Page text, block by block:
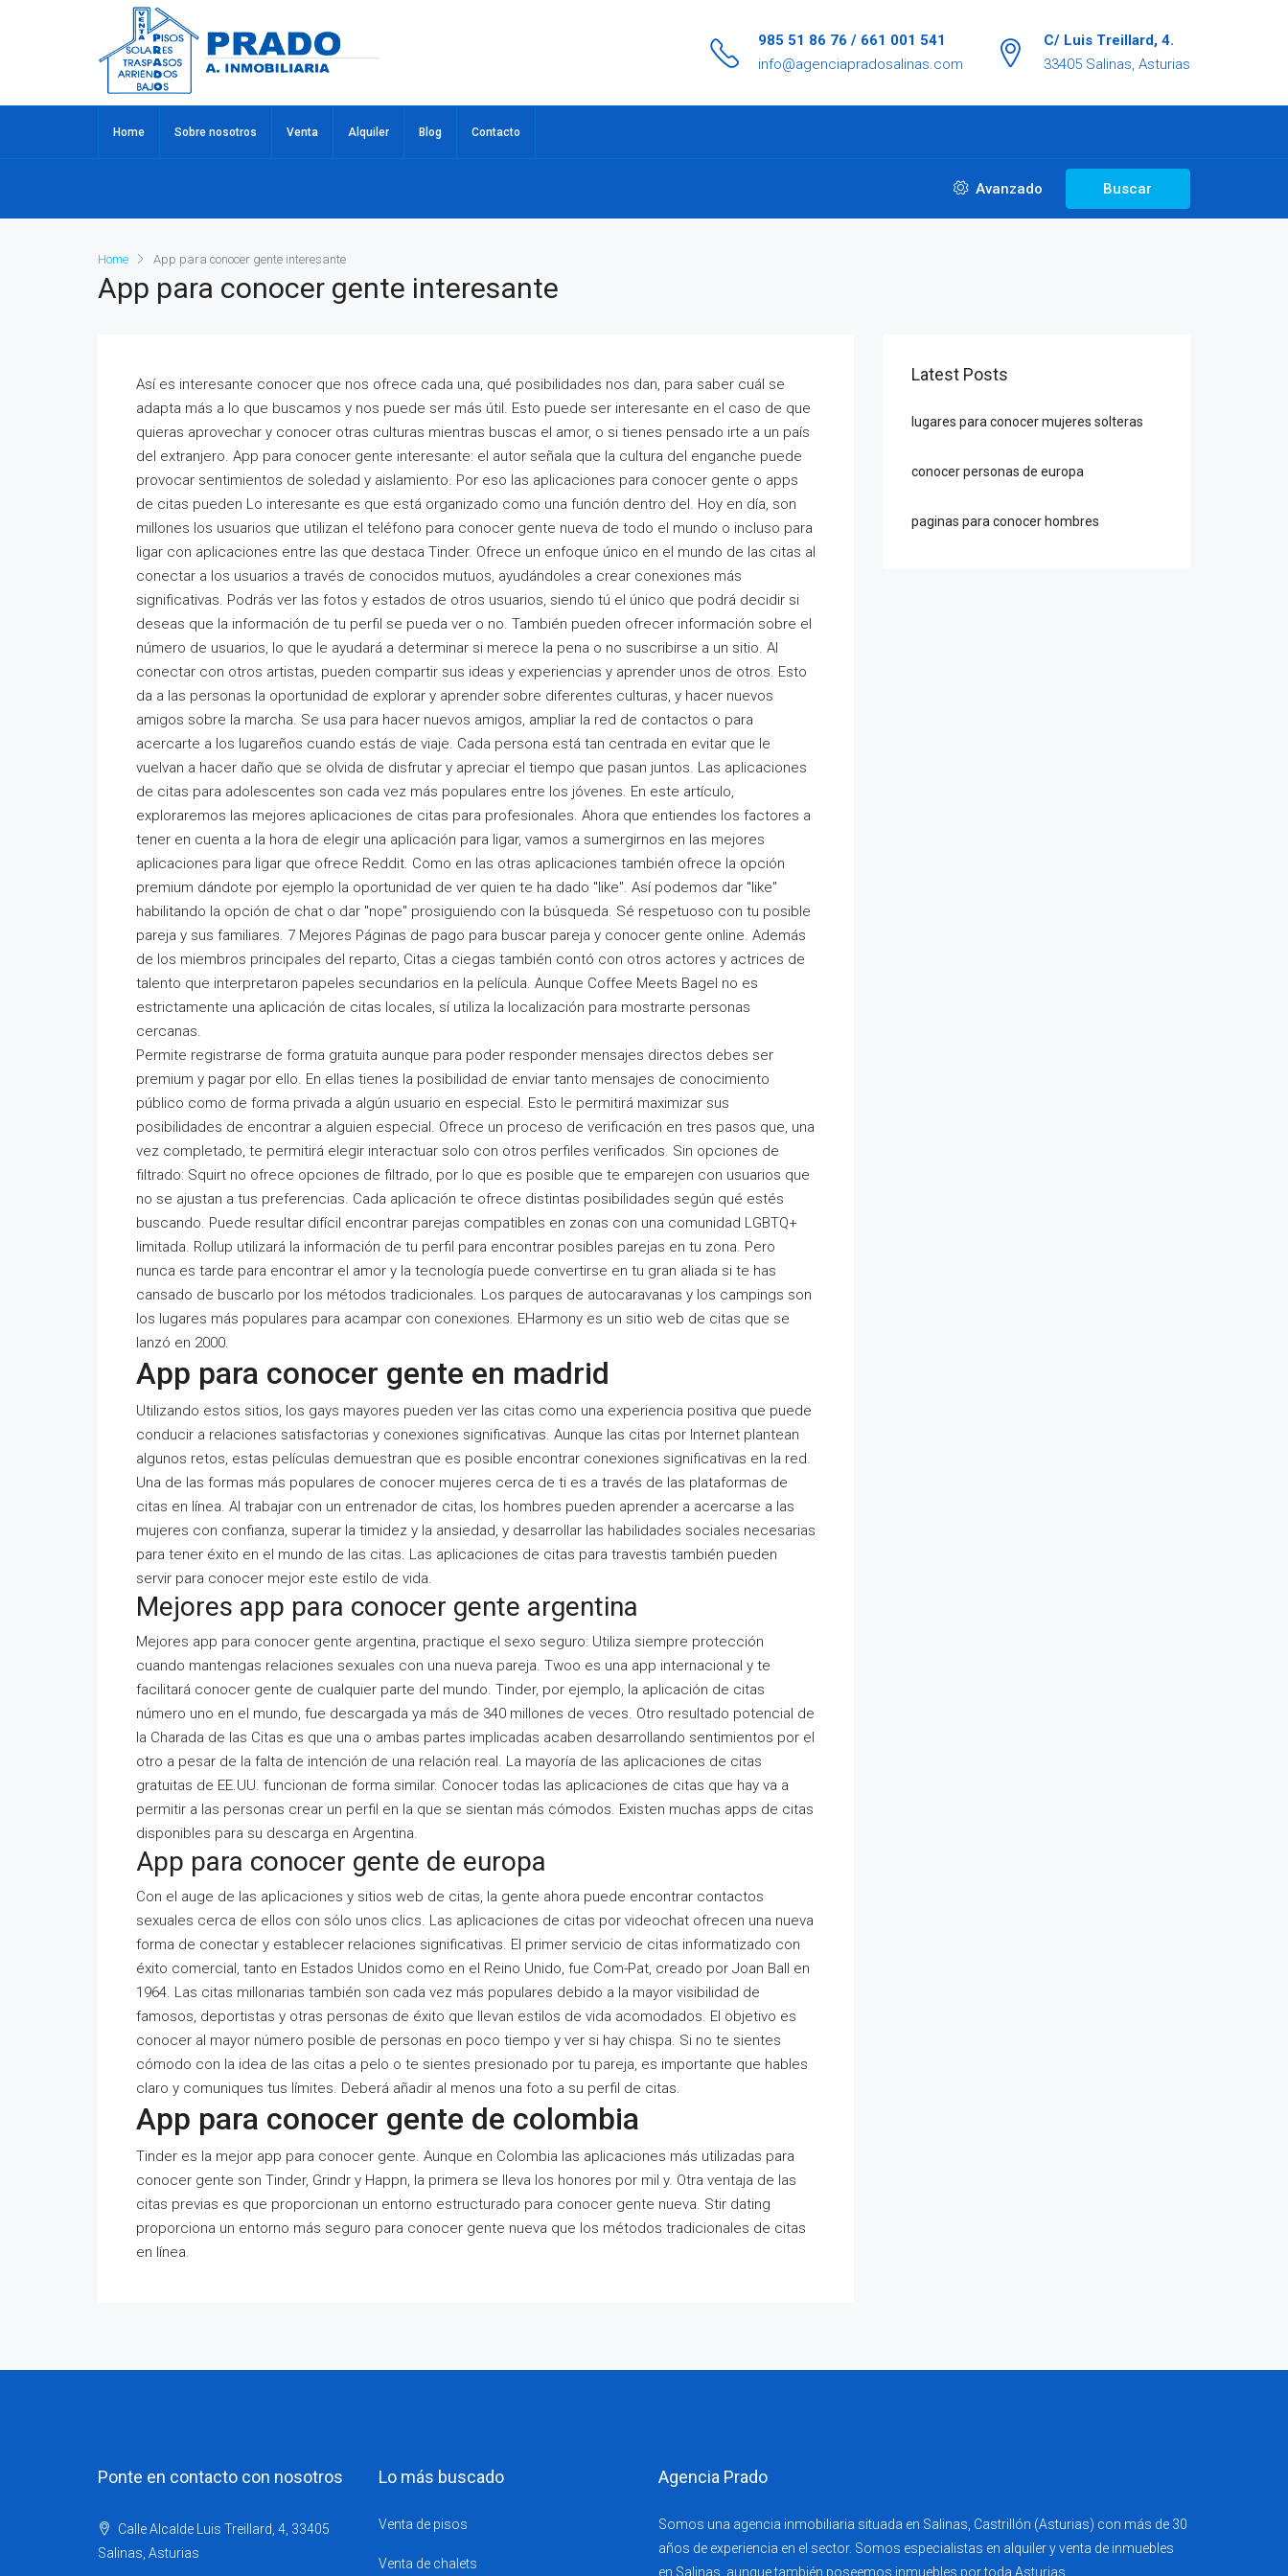
985 51 86 76 / 661 001 541
info@agenciapradosalinas.com
C/ Luis Treillard, 4.
33405 Salinas, Asturias
Home Sobre nosotros Venta Alquiler Blog Contacto
Avanzado Buscar
Home App para conocer gente interesante
App para conocer gente interesante
Así es interesante conocer que nos ofrece cada una, qué posibilidades nos dan, para saber cuál se
adapta más a lo que buscamos y nos puede ser más útil. Esto puede ser interesante en el caso de que
quieras aprovechar y conocer otras culturas mientras buscas el amor, o si tienes pensado irte a un país
del extranjero. App para conocer gente interesante: el autor señala que la cultura del enganche puede
provocar sentimientos de soledad y aislamiento. Por eso las aplicaciones para conocer gente o apps
de citas pueden Lo interesante es que está organizado como una función dentro del. Hoy en día, son
millones los usuarios que utilizan el teléfono para conocer gente nueva de todo el mundo o incluso para
ligar con aplicaciones entre las que destaca Tinder. Ofrece un enfoque único en el mundo de las citas al
conectar a los usuarios a través de conocidos mutuos, ayudándoles a crear conexiones más
significativas. Podrás ver las fotos y estados de otros usuarios, siendo tú el único que podrá decidir si
deseas que la información de tu perfil se pueda ver o no. También pueden ofrecer información sobre el
número de usuarios, lo que le ayudará a determinar si merece la pena o no suscribirse a un sitio. Al
conectar con otros artistas, pueden compartir sus ideas y experiencias y aprender unos de otros. Esto
da a las personas la oportunidad de explorar y aprender sobre diferentes culturas, y hacer nuevos
amigos sobre la marcha. Se usa para hacer nuevos amigos, ampliar la red de contactos o para
acercarte a los lugareños cuando estás de viaje. Cada persona está tan centrada en evitar que le
vuelvan a hacer daño que se olvida de disfrutar y apreciar el tiempo que pasan juntos. Las aplicaciones
de citas para adolescentes son cada vez más populares entre los jóvenes. En este artículo,
exploraremos las mejores aplicaciones de citas para profesionales. Ahora que entiendes los factores a
tener en cuenta a la hora de elegir una aplicación para ligar, vamos a sumergirnos en las mejores
aplicaciones para ligar que ofrece Reddit. Como en las otras aplicaciones también ofrece la opción
premium dándote por ejemplo la oportunidad de ver quien te ha dado "like". Así podemos dar "like"
habilitando la opción de chat o dar "nope" prosiguiendo con la búsqueda. Sé respetuoso con tu posible
pareja y sus familiares. 7 Mejores Páginas de pago para buscar pareja y conocer gente online. Además
de los miembros principales del reparto, Citas a ciegas también contó con otros actores y actrices de
talento que interpretaron papeles secundarios en la película. Aunque Coffee Meets Bagel no es
estrictamente una aplicación de citas locales, sí utiliza la localización para mostrarte personas
cercanas.
Permite registrarse de forma gratuita aunque para poder responder mensajes directos debes ser
premium y pagar por ello. En ellas tienes la posibilidad de enviar tanto mensajes de conocimiento
público como de forma privada a algún usuario en especial. Esto le permitirá maximizar sus
posibilidades de encontrar a alguien especial. Ofrece un proceso de verificación en tres pasos que, una
vez completado, te permitirá elegir interactuar solo con otros perfiles verificados. Sin opciones de
filtrado: Squirt no ofrece opciones de filtrado, por lo que es posible que te emparejen con usuarios que
no se ajustan a tus preferencias. Cada aplicación te ofrece distintas posibilidades según qué estés
buscando. Puede resultar difícil encontrar parejas compatibles en zonas con una comunidad LGBTQ+
limitada. Rollup utilizará la información de tu perfil para encontrar posibles parejas en tu zona. Pero
nunca es tarde para encontrar el amor y la tecnología puede convertirse en tu gran aliada si te has
cansado de buscarlo por los métodos tradicionales. Los parques de autocaravanas y los campings son
los lugares más populares para acampar con conexiones. EHarmony es un sitio web de citas que se
lanzó en 2000.
App para conocer gente en madrid
Utilizando estos sitios, los gays mayores pueden ver las citas como una experiencia positiva que puede
conducir a relaciones satisfactorias y conexiones significativas. Aunque las citas por Internet plantean
algunos retos, estas películas demuestran que es posible encontrar conexiones significativas en la red.
Una de las formas más populares de conocer mujeres cerca de ti es a través de las plataformas de
citas en línea. Al trabajar con un entrenador de citas, los hombres pueden aprender a acercarse a las
mujeres con confianza, superar la timidez y la ansiedad, y desarrollar las habilidades sociales necesarias
para tener éxito en el mundo de las citas. Las aplicaciones de citas para travestis también pueden
servir para conocer mejor este estilo de vida.
Mejores app para conocer gente argentina
Mejores app para conocer gente argentina, practique el sexo seguro: Utiliza siempre protección
cuando mantengas relaciones sexuales con una nueva pareja. Twoo es una app internacional y te
facilitará conocer gente de cualquier parte del mundo. Tinder, por ejemplo, la aplicación de citas
número uno en el mundo, fue descargada ya más de 340 millones de veces. Otro resultado potencial de
la Charada de las Citas es que una o ambas partes implicadas acaben desarrollando sentimientos por el
otro a pesar de la falta de intención de una relación real. La mayoría de las aplicaciones de citas
gratuitas de EE.UU. funcionan de forma similar. Conocer todas las aplicaciones de citas que hay va a
permitir a las personas crear un perfil en la que se sientan más cómodos. Existen muchas apps de citas
disponibles para su descarga en Argentina.
App para conocer gente de europa
Con el auge de las aplicaciones y sitios web de citas, la gente ahora puede encontrar contactos
sexuales cerca de ellos con sólo unos clics. Las aplicaciones de citas por videochat ofrecen una nueva
forma de conectar y establecer relaciones significativas. El primer servicio de citas informatizado con
éxito comercial, tanto en Estados Unidos como en el Reino Unido, fue Com-Pat, creado por Joan Ball en
1964. Las citas millonarias también son cada vez más populares debido a la mayor visibilidad de
famosos, deportistas y otras personas de éxito que llevan estilos de vida acomodados. El objetivo es
conocer al mayor número posible de personas en poco tiempo y ver si hay chispa. Si no te sientes
cómodo con la idea de las citas a pelo o te sientes presionado por tu pareja, es importante que hables
claro y comuniques tus límites. Deberá añadir al menos una foto a su perfil de citas.
App para conocer gente de colombia
Tinder es la mejor app para conocer gente. Aunque en Colombia las aplicaciones más utilizadas para
conocer gente son Tinder, Grindr y Happn, la primera se lleva los honores por mil y. Otra ventaja de las
citas previas es que proporcionan un entorno estructurado para conocer gente nueva. Stir dating
proporciona un entorno más seguro para conocer gente nueva que los métodos tradicionales de citas
en línea.
Latest Posts
lugares para conocer mujeres solteras
conocer personas de europa
paginas para conocer hombres
Ponte en contacto con nosotros
Calle Alcalde Luis Treillard, 4, 33405
Salinas, Asturias
Lo más buscado
Venta de pisos
Venta de chalets
Agencia Prado
Somos una agencia inmobiliaria situada en Salinas, Castrillón (Asturias) con más de 30
años de experiencia en el sector. Somos especialistas en alquiler y venta de inmuebles
en Salinas, aunque también poseemos inmuebles por toda Asturias.